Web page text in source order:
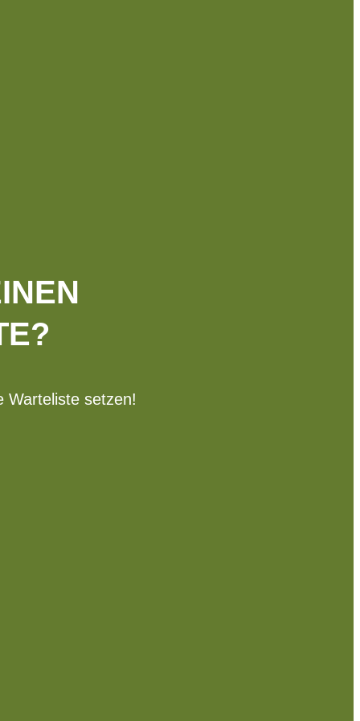
Warteliste setzen!